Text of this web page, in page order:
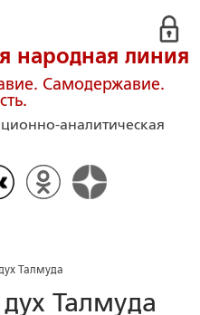
народная линия
Самодержавие.
аналитическая
Талмуда
Талмуда